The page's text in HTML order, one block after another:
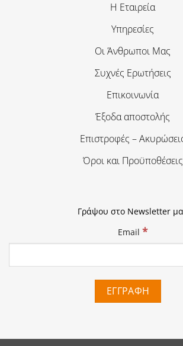
Η Εταιρεία
Υπηρεσίες
Οι Άνθρωποι Μας
Συχνές Ερωτήσεις
Επικοινωνία
Έξοδα αποστολής
Επιστροφές –
Όροι και Προϋποθέσεις
Γράψου στο Newsletter
Email *